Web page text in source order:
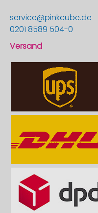
service@pinkcube.de
0201 8589 504-0
Versand